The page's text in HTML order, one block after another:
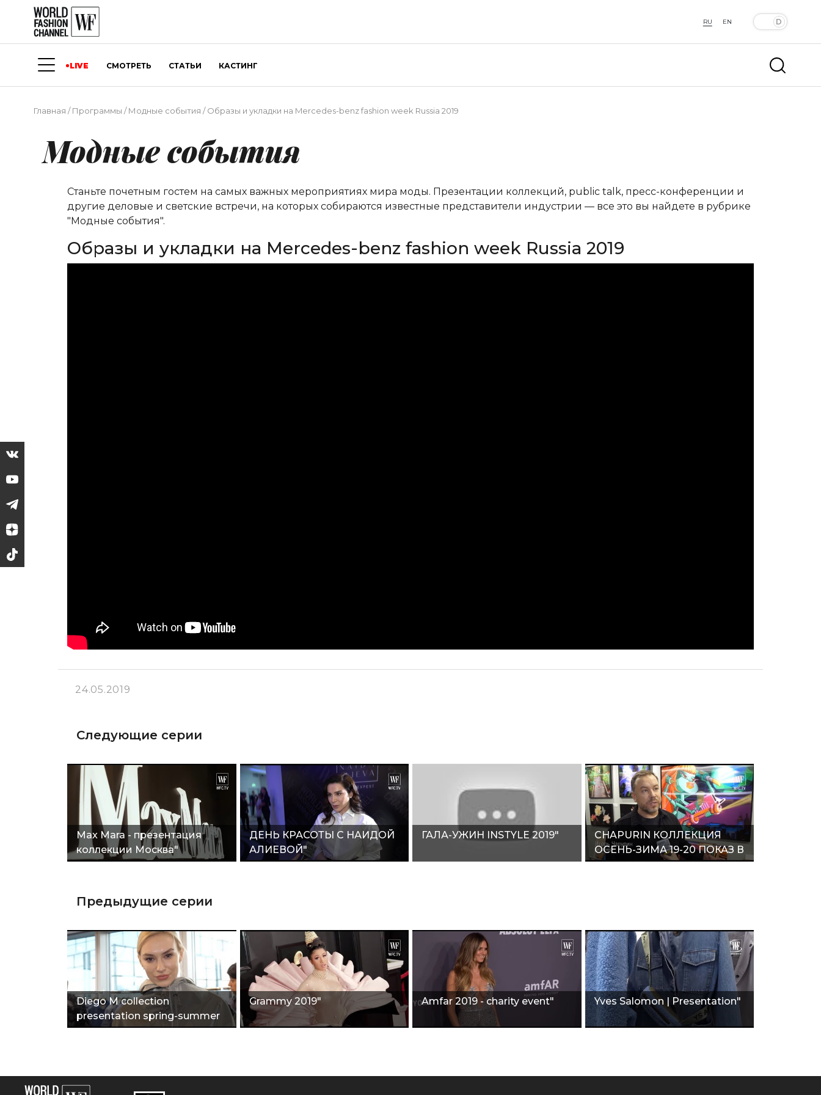
RU EN
LIVE СМОТРЕТЬ СТАТЬИ КАСТИНГ
Главная /Программы /Модные события /Образы и укладки на Mercedes-benz fashion week Russia 2019
Модные события
Станьте почетным гостем на самых важных мероприятиях мира моды. Презентации коллекций, public talk, пресс-конференции и
другие деловые и светские встречи, на которых собираются известные представители индустрии — все это вы найдете в рубрике
"Модные события".
Образы и укладки на Mercedes-benz fashion week Russia 2019
24.05.2019
Следующие серии
Max Mara - презентация
коллекции Москва"
ДЕНЬ КРАСОТЫ С НАИДОЙ
АЛИЕВОЙ"
ГАЛА-УЖИН INSTYLE 2019"
CHAPURIN КОЛЛЕКЦИЯ
ОСЕНЬ-ЗИМА 19-20 ПОКАЗ В
ГАЛЕРЕЕ CUBE"
Предыдущие серии
Diego M collection
presentation spring-summer
2019"
Grammy 2019" Amfar 2019 - charity event" Yves Salomon | Presentation"